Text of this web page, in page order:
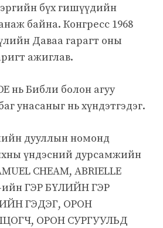
бүх гишүүдийн
байна. Конгресс 1968
Даваа гарагт оны
ажиглав.
нь Библи болон агуу
унасаныг нь хүндэтгэдэг.
дууллын номонд
үндэсний дурсамжийн
CHEAM, ABRIELLE
ийн ГЭР БҮЛИЙН ГЭР
ГЭДЭГ, ОРОН
ОРОН СУРГУУЛЬД